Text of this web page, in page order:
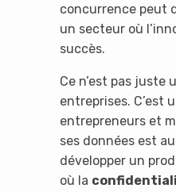
concurrence peut
un secteur où
succès.
Ce n’est pas juste
entreprises. C’est
entrepreneurs et
ses données est
développer un
où la